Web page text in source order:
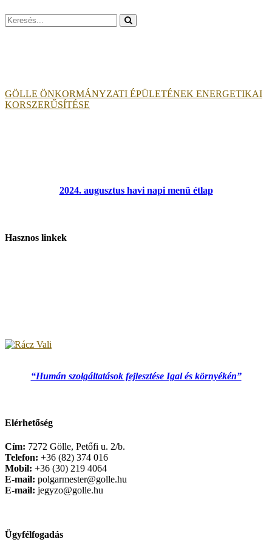
Search
for:
GÖLLE ÖNKORMÁNYZATI ÉPÜLETÉNEK ENERGETIKAI
KORSZERŰSÍTÉSE
2024. augusztus havi napi menü étlap
Hasznos linkek
“Humán szolgáltatások fejlesztése Igal és környékén”
Elérhetőség
Cím: 7272 Gölle, Petőfi u. 2/b.
Telefon: +36 (82) 374 016
Mobil: +36 (30) 219 4064
E-mail: polgarmester@golle.hu
E-mail: jegyzo@golle.hu
Ügyfélfogadás